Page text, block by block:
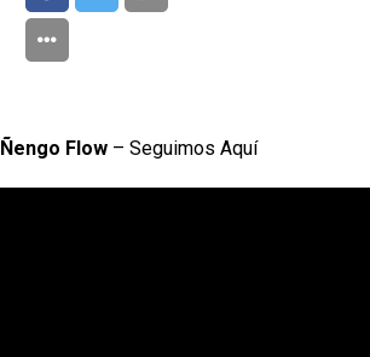
Ñengo Flow– Seguimos Aquí